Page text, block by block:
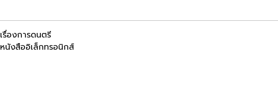
เรื่องการดนตรี
หนังสืออิเล็กทรอนิกส์